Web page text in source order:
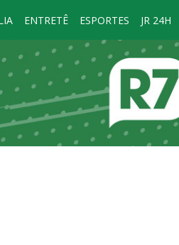
ENTRETÊ ESPORTES JR 24H